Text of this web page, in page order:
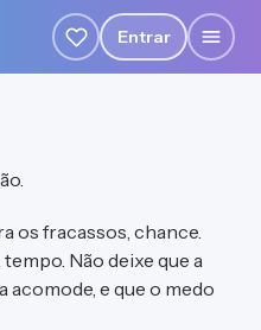
Entrar
os fracassos, chance.
Não deixe que a
acomode, e que o medo